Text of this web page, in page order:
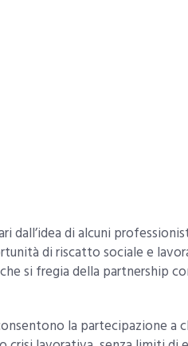
dall’idea di alcuni
di riscatto sociale e
si fregia della partnership
la partecipazione a